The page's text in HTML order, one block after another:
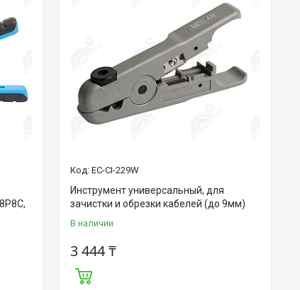
EC-CI-229W
Инструмент универсальный, для
зачистки и обрезки кабелей (до 9мм)
В наличии
3 444 ₸